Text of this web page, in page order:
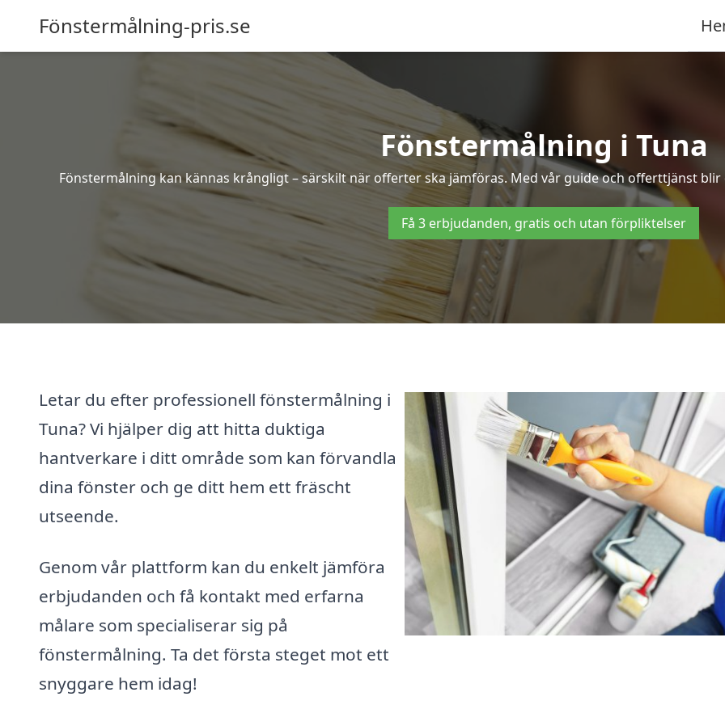
Fönstermålning-pris.se
Fönstermålning i Tuna
Fönstermålning kan kännas krångligt – särskilt när offerter ska jämföras. Med vår guide och offerttjänst
Få 3 erbjudanden, gratis och utan förpliktelser
Letar du efter professionell fönstermålning i
Tuna? Vi hjälper dig att hitta duktiga
hantverkare i ditt område som kan förvandla
dina fönster och ge ditt hem ett fräscht
utseende.
Genom vår plattform kan du enkelt jämföra
erbjudanden och få kontakt med erfarna
målare som specialiserar sig på
fönstermålning. Ta det första steget mot ett
snyggare hem idag!